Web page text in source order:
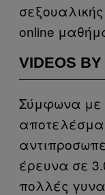
online
VIDEOS BY
Σύμφωνα με
έρευνα σε
πολλές